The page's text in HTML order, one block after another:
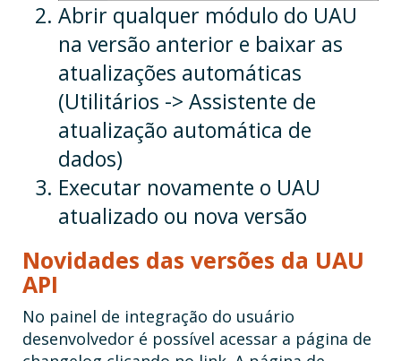
Abrir qualquer módulo do UAU
na versão anterior e baixar as
atualizações automáticas
(Utilitários -> Assistente de
atualização automática de
dados)
Executar novamente o UAU
atualizado ou nova versão
Novidades das versões da UAU
API
No painel de integração do usuário
desenvolvedor é possível acessar a página de